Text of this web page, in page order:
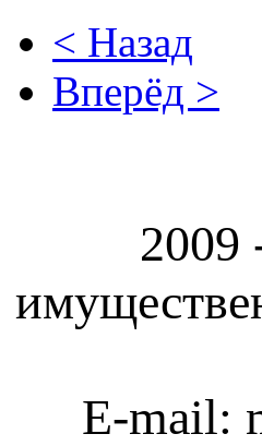
< Назад
Вперёд >
2009
E-mail: